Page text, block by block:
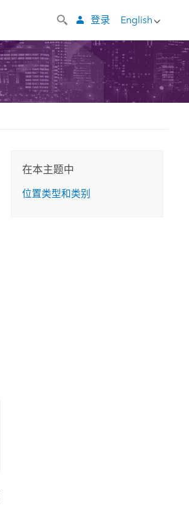
English
登录
在本主题中
位置类型和类别